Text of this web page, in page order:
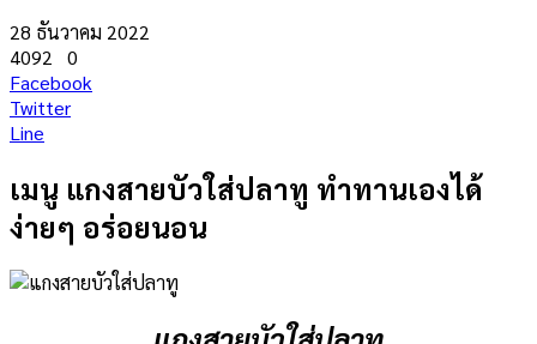
28 ธันวาคม 2022
4092
0
Facebook
Twitter
Line
เมนู แกงสายบัวใส่ปลาทู ทำทานเองได้
ง่ายๆ อร่อยนอน